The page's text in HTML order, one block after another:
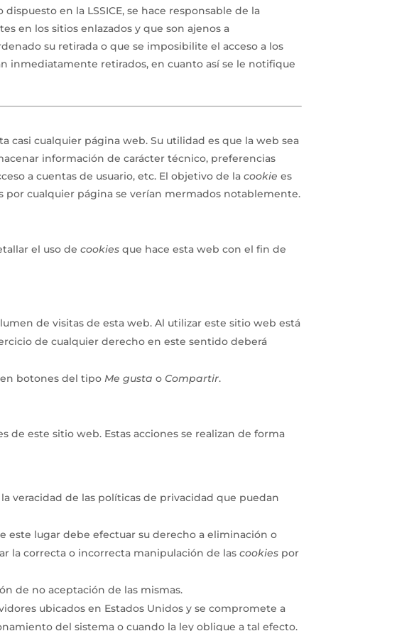
en la LSSICE, se hace responsable de la
en los sitios enlazados y que son ajenos a
su retirada o que se imposibilite el acceso a los
inmediatamente retirados, en cuanto así se le notifique
casi cualquier página web. Su utilidad es que la web sea
información de carácter técnico, preferencias
a cuentas de usuario, etc. El objetivo de la cookie es
por cualquier página se verían mermados notablemente.
el uso de cookies que hace esta web con el fin de
de visitas de esta web. Al utilizar este sitio web está
de cualquier derecho en este sentido deberá
botones del tipo Me gusta o Compartir.
este sitio web. Estas acciones se realizan de forma
veracidad de las políticas de privacidad que puedan
este lugar debe efectuar su derecho a eliminación o
la correcta o incorrecta manipulación de las cookies por
de no aceptación de las mismas.
ubicados en Estados Unidos y se compromete a
del sistema o cuando la ley obligue a tal efecto.